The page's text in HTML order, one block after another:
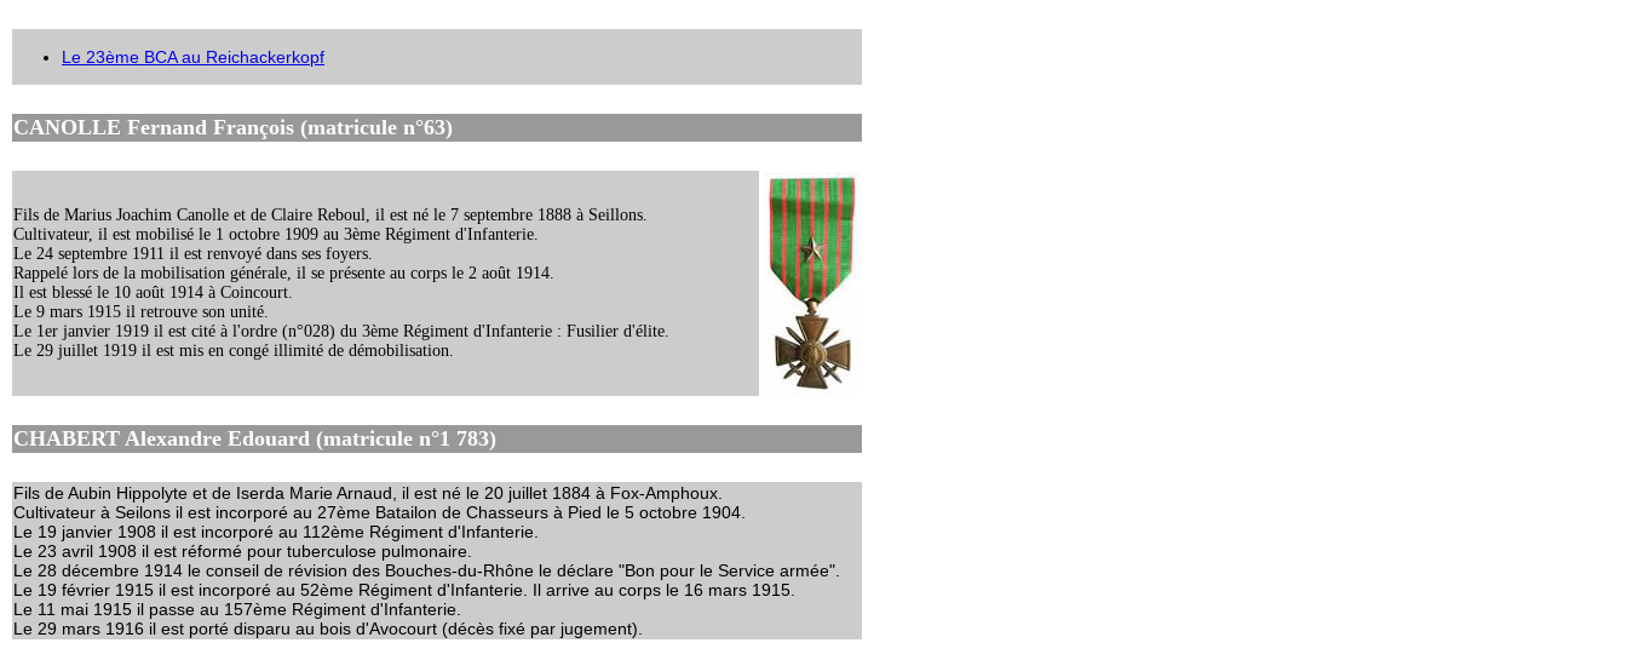
Le 23ème BCA au Reichackerkopf
CANOLLE Fernand François (matricule n°63)
Fils de Marius Joachim Canolle et de Claire Reboul, il est né le 7 septembre 1888 à Seillons.
Cultivateur, il est mobilisé le 1 octobre 1909 au 3ème Régiment d'Infanterie.
Le 24 septembre 1911 il est renvoyé dans ses foyers.
Rappelé lors de la mobilisation générale, il se présente au corps le 2 août 1914.
Il est blessé le 10 août 1914 à Coincourt.
Le 9 mars 1915 il retrouve son unité.
Le 1er janvier 1919 il est cité à l'ordre (n°028) du 3ème Régiment d'Infanterie : Fusilier d'élite.
Le 29 juillet 1919 il est mis en congé illimité de démobilisation.
CHABERT Alexandre Edouard (matricule n°1 783)
Fils de Aubin Hippolyte et de Iserda Marie Arnaud, il est né le 20 juillet 1884 à Fox-Amphoux.
Cultivateur à Seilons il est incorporé au 27ème Batailon de Chasseurs à Pied le 5 octobre 1904.
Le 19 janvier 1908 il est incorporé au 112ème Régiment d'Infanterie.
Le 23 avril 1908 il est réformé pour tuberculose pulmonaire.
Le 28 décembre 1914 le conseil de révision des Bouches-du-Rhône le déclare "Bon pour le Service armée".
Le 19 février 1915 il est incorporé au 52ème Régiment d'Infanterie. Il arrive au corps le 16 mars 1915.
Le 11 mai 1915 il passe au 157ème Régiment d'Infanterie.
Le 29 mars 1916 il est porté disparu au bois d'Avocourt (décès fixé par jugement).